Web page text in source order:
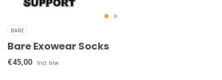
BARE
Bare Exowear Socks
€45,00 Incl. btw